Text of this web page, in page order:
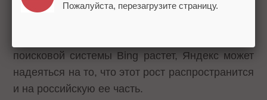
сделку скорее стратегической. В любом случае
поисковой системы Bing растет, Яндекс может
надеяться на то, что этот рост распространится
и на российскую ее часть.
Пожалуйста, перезагрузите страницу.